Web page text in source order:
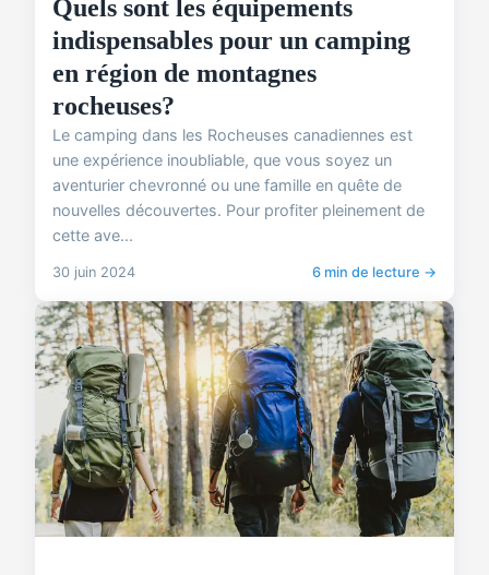
Quels sont les équipements
indispensables pour un camping
en région de montagnes
rocheuses?
Le camping dans les Rocheuses canadiennes est
une expérience inoubliable, que vous soyez un
aventurier chevronné ou une famille en quête de
nouvelles découvertes. Pour profiter pleinement de
cette ave...
30 juin 2024 6 min de lecture →